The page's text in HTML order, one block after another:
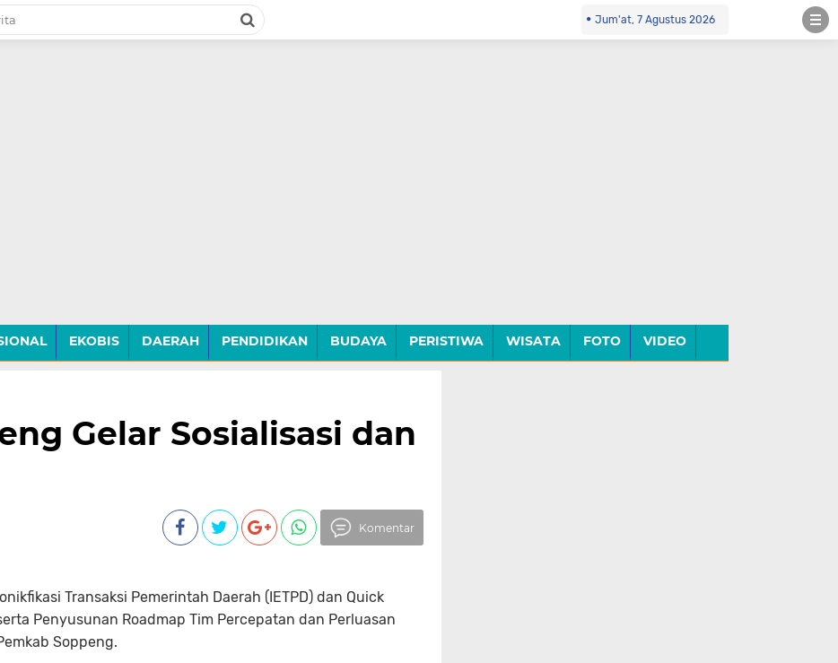
Jum'at, 7 Agustus 2026
EKOBIS DAERAH PENDIDIKAN BUDAYA PERISTIWA WISATA FOTO VIDEO
Gelar Sosialisasi dan
Komentar
Transaksi Pemerintah Daerah (IETPD) dan Quick
Penyusunan Roadmap Tim Percepatan dan Perluasan
Soppeng.